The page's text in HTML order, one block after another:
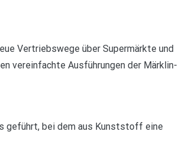
Vertriebswege über Supermärkte und
vereinfachte Ausführungen der Märklin-
geführt, bei dem aus Kunststoff eine